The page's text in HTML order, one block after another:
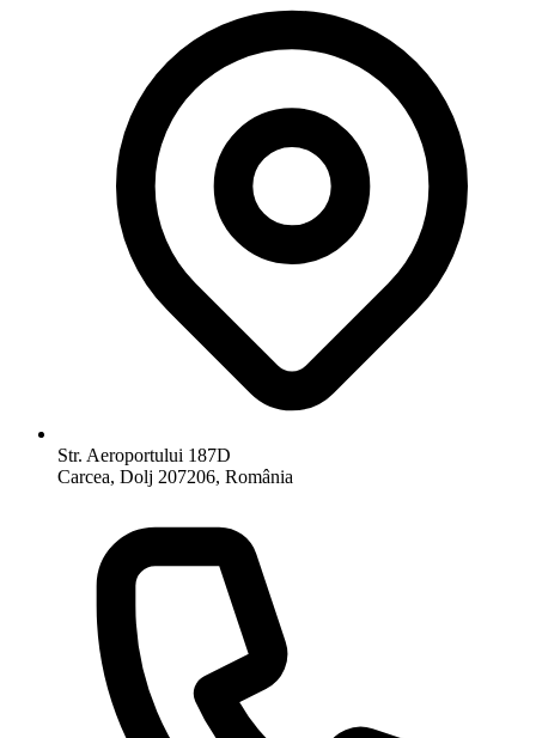
Str. Aeroportului 187D
Carcea, Dolj 207206, România